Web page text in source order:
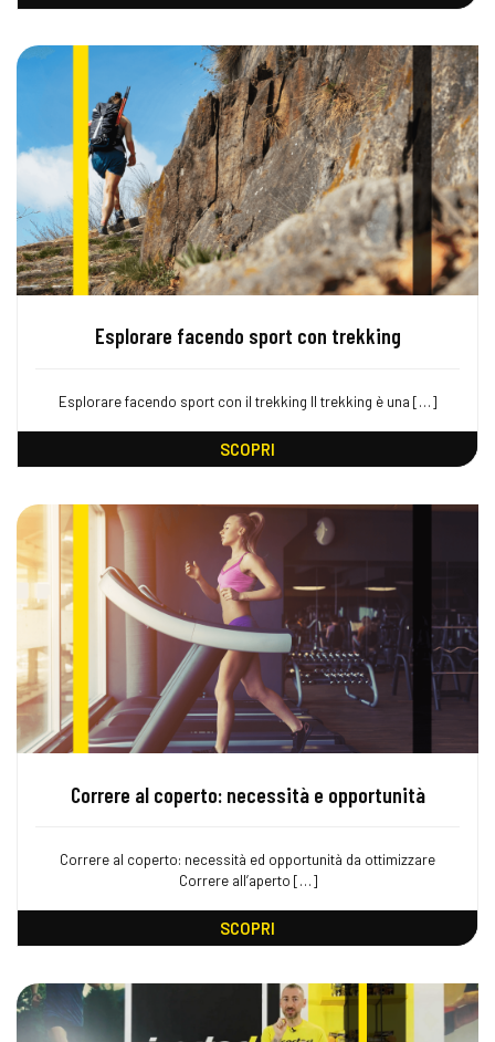
Esplorare facendo sport con trekking
Esplorare facendo sport con il trekking Il trekking è una […]
SCOPRI
Correre al coperto: necessità e opportunità
Correre al coperto: necessità ed opportunità da ottimizzare
Correre all’aperto […]
SCOPRI